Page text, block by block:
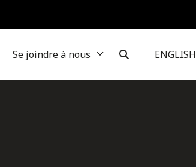
Se joindre à nous ENGLISH